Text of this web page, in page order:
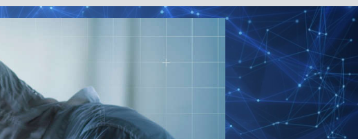
Applied Scholastics
La vérité sur la drogue
Tous unis pour les droits de l’Homme
Livres audio
Services pour débutants